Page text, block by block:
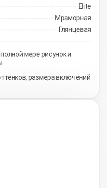
Elite
Мраморная
Глянцевая
мере рисунок и
размера включений